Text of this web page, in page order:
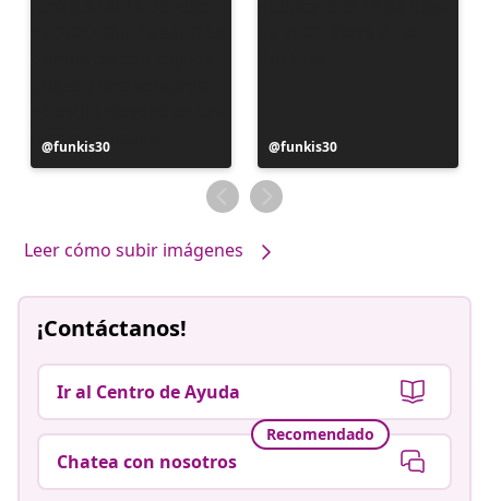
Publicación
realizada
funkis30
Publicación
realizada
por
funkis30
Leer cómo subir imágenes
¡Contáctanos!
Ir al Centro de Ayuda
Recomendado
Chatea con nosotros